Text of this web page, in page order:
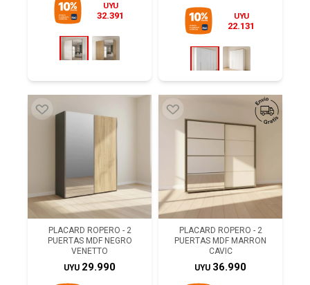
UYU
32.391 UYU
22.131
PLACARD ROPERO - 2
PUERTAS MDF NEGRO
VENETTO
UYU 29.990
PLACARD ROPERO - 2
PUERTAS MDF MARRON
CAVIC
UYU 36.990